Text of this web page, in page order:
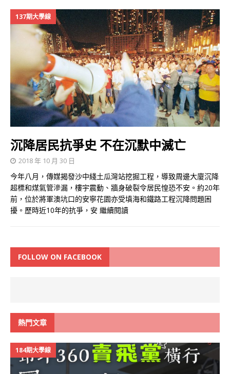
137期大學線
沉降居民抗爭史 不在沉默中滅亡
2018 年 10 月 30 日
今年八月，傳媒揭發沙中綫土瓜灣站挖掘工程，導致周邊大廈沉降
超標和煤氣管滲漏，樓宇震動、牆身破裂令居民惶恐不安。約20年
前，位於將軍澳坑口的安寧花園亦受填海和鐵路工程沉降問題困
擾。歷時近10年的抗爭，安 繼續閱讀
FOLLOW ON FACEBOOK
熱門文章
184期大學線